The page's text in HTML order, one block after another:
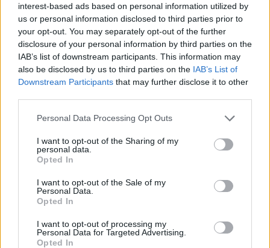
interest-based ads based on personal information utilized by
us or personal information disclosed to third parties prior to
your opt-out. You may separately opt-out of the further
disclosure of your personal information by third parties on the
IAB’s list of downstream participants. This information may
also be disclosed by us to third parties on the IAB’s List of
Downstream Participants that may further disclose it to other
Please note that this website/app uses one or more Google
not limited to your visit or usage behaviour. You may click to
grant or deny consent to Google and its third-party tags to
use your data for below specified purposes in below Google
consent section.
Personal Data Processing Opt Outs
I want to opt-out of the Sharing of my
personal data.
Opted In
I want to opt-out of the Sale of my
Personal Data.
Opted In
I want to opt-out of processing my
Personal Data for Targeted Advertising.
Opted In
Utile? Partagez-le sur Facebook!
Vous voulez rester informé ? Suivez-
G oog le
Sujets Des repas faciles à digérer Fibre
Les maladies inflammatoires de l'intestin Prébiotiques
Régime alimentaire pour l'intestin